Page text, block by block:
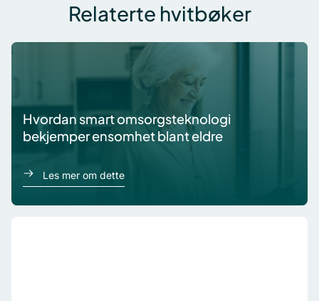
Relaterte hvitbøker
Hvordan smart omsorgsteknologi
bekjemper ensomhet blant eldre
Les mer om detteom Hvordan smart omsorgsteknologi